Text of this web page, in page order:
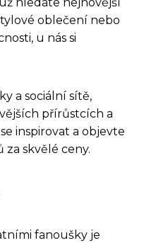
hledáte nejnovější
oblečení nebo
u nás si
a sociální sítě,
přírůstcích a
inspirovat a objevte
skvělé ceny.
fanoušky je